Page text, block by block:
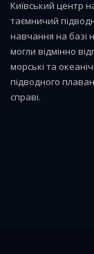
Київський центр
таємничий
навчання на базі
могли відмінно
морські та
підводного
справі.